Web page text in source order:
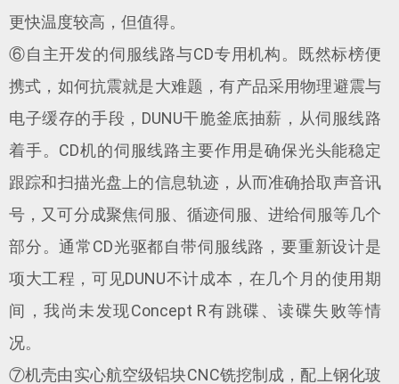
更快温度较高，但值得。
⑥自主开发的伺服线路与CD专用机构。既然标榜便
携式，如何抗震就是大难题，有产品采用物理避震与
电子缓存的手段，DUNU干脆釜底抽薪，从伺服线路
着手。CD机的伺服线路主要作用是确保光头能稳定
跟踪和扫描光盘上的信息轨迹，从而准确拾取声音讯
号，又可分成‌聚焦伺服、‌循迹伺服、‌进给伺服等几个
部分。通常CD光驱都自带伺服线路，要重新设计是
项大工程，可见DUNU不计成本，在几个月的使用期
间，我尚未发现Concept R有跳碟、读碟失败等情
况。‌
⑦机壳由实心航空级铝块CNC铣挖制成，配上钢化玻